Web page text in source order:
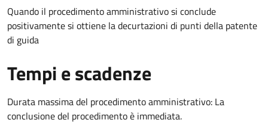
Quando il procedimento amministrativo si conclude
positivamente si ottiene la decurtazioni di punti della patente
di guida
Tempi e scadenze
Durata massima del procedimento amministrativo: La
conclusione del procedimento è immediata.